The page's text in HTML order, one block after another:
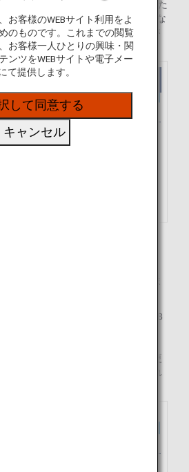
額に対して4/12に値上げを行なった
5）にて旅行開始日（4/10）に有効な
されるため、復路の運賃額は変更さ
）
に有効な運賃が全旅程に適用されま
羽田‐福岡）、復路（10/3 ANA258
を往復で購入。
羽田‐福岡）、復路（10/4 ANA258
変更を行った場合、往復ともに変更
行開始日に有効な運賃額を適用され
お客様のWEBサイト利用をよ
のものです。これまでの閲覧
お客様一人ひとりの興味・関
ンツをWEBサイトや電子メー
て提供します。
して同意する
キャンセル